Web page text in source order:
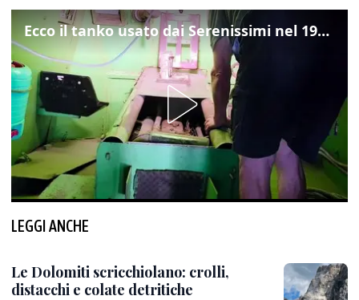
Ecco il tanko usato dai Serenissimi nel 1997 per il blitz a San Marco
LEGGI ANCHE
Le Dolomiti scricchiolano: crolli,
distacchi e colate detritiche